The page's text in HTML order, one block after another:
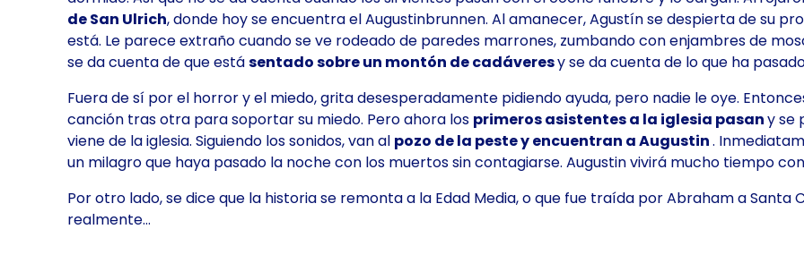
de San Ulrich, donde hoy se encuentra el Augustinbrunnen. Al amanecer, Agustín se despierta de su
está. Le parece extraño cuando se ve rodeado de paredes marrones, zumbando con enjambres de
se da cuenta de que estásentado sobre un montón de cadáveresy se da cuenta de lo que ha
Fuera de sí por el horror y el miedo, grita desesperadamente pidiendo ayuda, pero nadie le oye.
canción tras otra para soportar su miedo. Pero ahora los primeros asistentes a la iglesia pasany se
viene de la iglesia. Siguiendo los sonidos, van al pozo de la peste y encuentran a Augustin.
un milagro que haya pasado la noche con los muertos sin contagiarse. Augustin vivirá mucho tiempo
Por otro lado, se dice que la historia se remonta a la Edad Media, o que fue traída por Abraham a Santa
realmente…